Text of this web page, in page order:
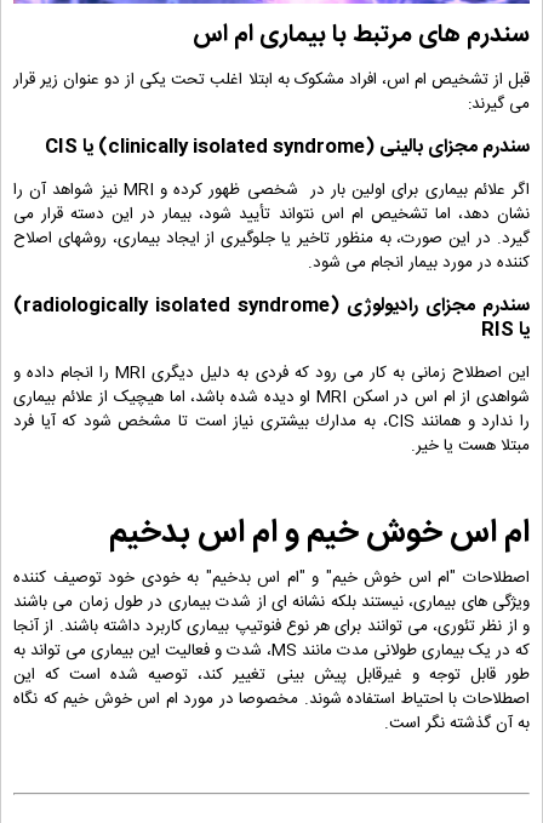
سندرم های مرتبط با بیماری ام اس
قبل از تشخیص ام اس، افراد مشکوک به ابتلا اغلب تحت یکی از دو عنوان زیر قرار
می گیرند:
سندرم مجزای بالینی (clinically isolated syndrome) یا CIS
اگر علائم بیماری برای اولین بار در شخصی ظهور کرده و MRI نیز شواهد آن را
نشان دهد، اما تشخیص ام اس نتواند تأیید شود، بیمار در این دسته قرار می
گیرد. در این صورت، به منظور تاخیر یا جلوگیری از ایجاد بیماری، روشهای اصلاح
کننده در مورد بیمار انجام می شود.
سندرم مجزای رادیولوژی (radiologically isolated syndrome
)
یا RIS
این اصطلاح زمانی به کار می رود که فردی به دلیل دیگری MRI را انجام داده و
شواهدی از ام اس در اسکن MRI او دیده شده باشد، اما هیچیک از علائم بیماری
را ندارد و همانند CIS، به مدارك بیشتری نیاز است تا مشخص شود كه آیا فرد
مبتلا هست یا خیر.
ام اس خوش خیم و ام اس بدخیم
اصطلاحات "ام اس خوش خیم" و "ام اس بدخیم" به خودی خود توصیف كننده
ویژگی های بیماری، نیستند بلكه نشانه ای از شدت بیماری در طول زمان می باشند
و از نظر تئوری، می توانند برای هر نوع فنوتیپ بیماری کاربرد داشته باشند. از آنجا
که در یک بیماری طولانی مدت مانند MS، شدت و فعالیت این بیماری می تواند به
طور قابل توجه و غیرقابل پیش بینی تغییر کند، توصیه شده است که این
اصطلاحات با احتیاط استفاده شوند. مخصوصا در مورد ام اس خوش خیم که نگاه
به آن گذشته نگر است.